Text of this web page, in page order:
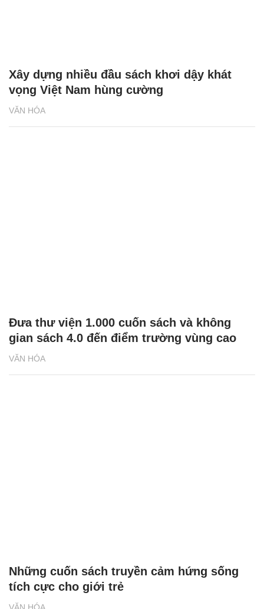
VĂN HÓA
Xây dựng nhiều đầu sách khơi dậy khát
vọng Việt Nam hùng cường
VĂN HÓA
Đưa thư viện 1.000 cuốn sách và không
gian sách 4.0 đến điểm trường vùng cao
Những cuốn sách truyền cảm hứng sống
tích cực cho giới trẻ